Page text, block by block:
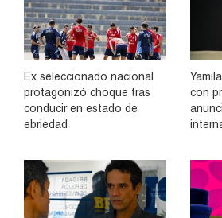
Ex seleccionado nacional
protagonizó choque tras
conducir en estado de
ebriedad
con